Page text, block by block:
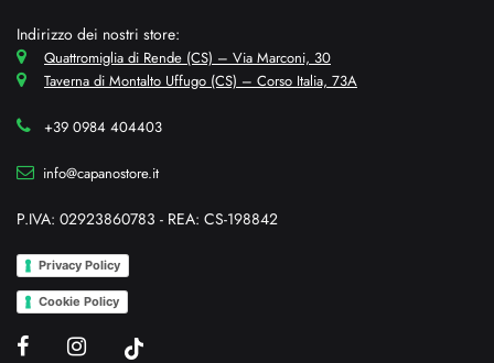
Indirizzo dei nostri store:
Quattromiglia di Rende (CS) – Via Marconi, 30
Taverna di Montalto Uffugo (CS) – Corso Italia, 73A
+39 0984 404403
info@capanostore.it
P.IVA: 02923860783 - REA: CS-198842
Privacy Policy
Cookie Policy